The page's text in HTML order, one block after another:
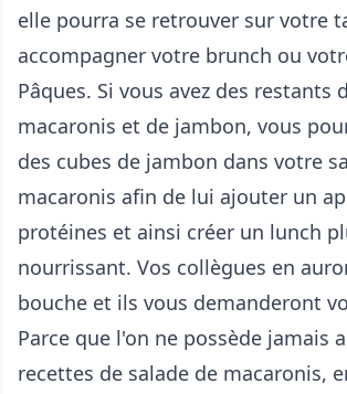
elle pourra se retrouver sur votre
accompagner votre brunch ou
Pâques. Si vous avez des restants
macaronis et de jambon, vous
des cubes de jambon dans votre
macaronis afin de lui ajouter un
protéines et ainsi créer un lunch
nourrissant. Vos collègues en
bouche et ils vous demanderont
Parce que l'on ne possède jamais
recettes de salade de macaronis,